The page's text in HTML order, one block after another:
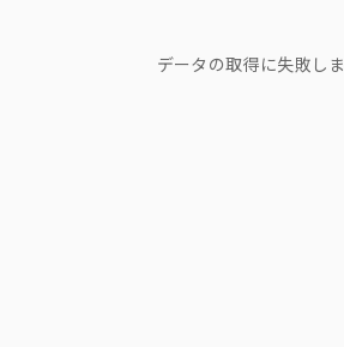
データの取得に失敗し